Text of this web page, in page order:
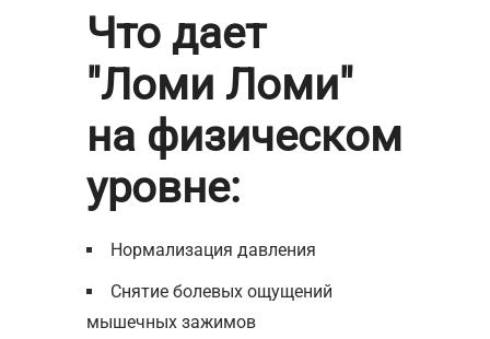
Что дает
"Ломи Ломи"
на физическом
уровне:
Нормализация давления
Снятие болевых ощущений
мышечных зажимов